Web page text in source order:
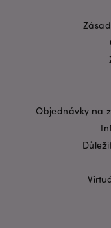
Objednávky na
form_key
Zásadách